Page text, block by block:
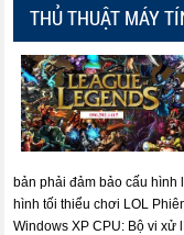
THỦ THUẬT MÁY
bản phải đảm bảo cấu hình
hình tối thiểu chơi LOL
Windows XP CPU: Bộ vi xử